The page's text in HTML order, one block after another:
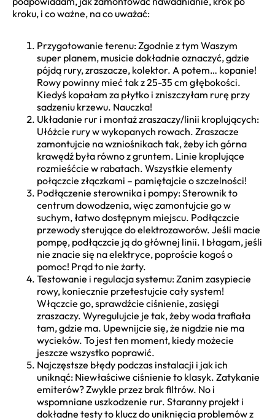
kroku, i co ważne, na co uważać:
Przygotowanie terenu: Zgodnie z tym Waszym
super planem, musicie dokładnie oznaczyć, gdzie
pójdą rury, zraszacze, kolektor. A potem… kopanie!
Rowy powinny mieć tak z 25-35 cm głębokości.
Kiedyś kopałam za płytko i zniszczyłam rurę przy
sadzeniu krzewu. Nauczka!
Układanie rur i montaż zraszaczy/linii kroplujących:
Ułóżcie rury w wykopanych rowach. Zraszacze
zamontujcie na wzniośnikach tak, żeby ich górna
krawędź była równo z gruntem. Linie kroplujące
rozmieśćcie w rabatach. Wszystkie elementy
połączcie złączkami – pamiętajcie o szczelności!
Podłączenie sterownika i pompy: Sterownik to
centrum dowodzenia, więc zamontujcie go w
suchym, łatwo dostępnym miejscu. Podłączcie
przewody sterujące do elektrozaworów. Jeśli macie
pompę, podłączcie ją do głównej linii. I błagam, jeśli
nie znacie się na elektryce, poproście kogoś o
pomoc! Prąd to nie żarty.
Testowanie i regulacja systemu: Zanim zasypiecie
rowy, koniecznie przetestujcie cały system!
Włączcie go, sprawdźcie ciśnienie, zasięgi
zraszaczy. Wyregulujcie je tak, żeby woda trafiała
tam, gdzie ma. Upewnijcie się, że nigdzie nie ma
wycieków. To jest ten moment, kiedy możecie
jeszcze wszystko poprawić.
Najczęstsze błędy podczas instalacji i jak ich
uniknąć: Niewłaściwe ciśnienie to klasyk. Zatykanie
emiterów? Zwykle przez brak filtrów. No i
wspomniane uszkodzenie rur. Staranny projekt i
dokładne testy to klucz do uniknięcia problemów z